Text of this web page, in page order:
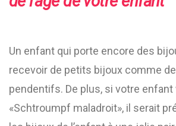
Un enfant qui porte encore des
recevoir de petits bijoux comme
pendentifs. De plus, si votre enfant
«Schtroumpf maladroit», il serait